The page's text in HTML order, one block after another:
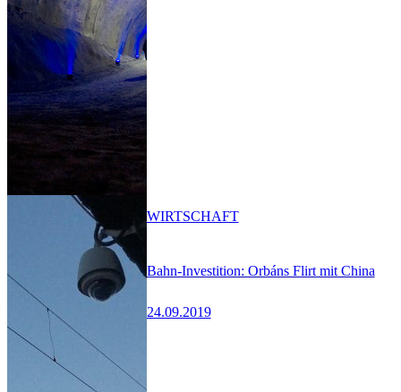
Bahn-Investition: Orbáns Flirt mit China
24.09.2019
WIRTSCHAFT